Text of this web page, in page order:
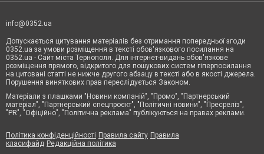
info@0352.ua
Допускається цитування матеріалів без отримання попередньої згоди
0352.ua за умови розміщення в тексті обов'язкового посилання на
0352.ua - Сайт міста Тернополя. Для інтернет-видань обов'язкове
розміщення прямого, відкритого для пошукових систем гіперпосилання
на цитовані статті не нижче другого абзацу в тексті або в якості джерела.
Порушення виняткових прав переслідується Законом.
Матеріали з плашками "Новини компаній", "Промо", "Партнерський
матеріал", "Партнерський спецпроєкт", "Політичні новини", "Пресреліз",
"PR", "Офіційно", "Політична реклама" публікуються на правах реклами.
Політика конфіденційності Правила сайту Правила
класифайд Редакційна політика